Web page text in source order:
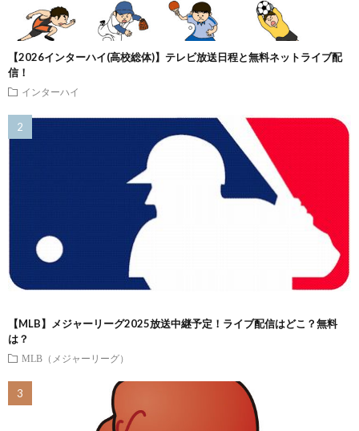
【2026インターハイ(高校総体)】テレビ放送日程と無料ネットライブ配
信！
インターハイ
【MLB】メジャーリーグ2025放送中継予定！ライブ配信はどこ？無料
は？
MLB（メジャーリーグ）